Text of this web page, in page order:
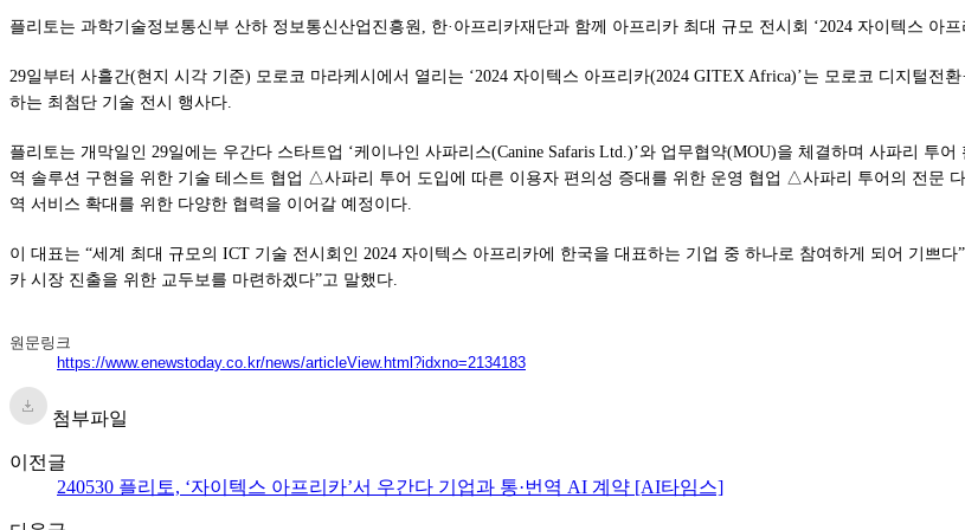
플리토는 과학기술정보통신부 산하 정보통신산업진흥원, 한·아프리카재단과 함께 아프리카 최대 규모 전시회 ‘2024 자이텍스 아
29일부터 사흘간(현지 시각 기준) 모로코 마라케시에서 열리는 ‘2024 자이텍스 아프리카(2024 GITEX Africa)’는 모로코 디지털
하는 최첨단 기술 전시 행사다.
플리토는 개막일인 29일에는 우간다 스타트업 ‘케이나인 사파리스(Canine Safaris Ltd.)’와 업무협약(MOU)을 체결하며 사파리
역 솔루션 구현을 위한 기술 테스트 협업 △사파리 투어 도입에 따른 이용자 편의성 증대를 위한 운영 협업 △사파리 투어의 전문
역 서비스 확대를 위한 다양한 협력을 이어갈 예정이다.
이 대표는 “세계 최대 규모의 ICT 기술 전시회인 2024 자이텍스 아프리카에 한국을 대표하는 기업 중 하나로 참여하게 되어 기쁘
카 시장 진출을 위한 교두보를 마련하겠다”고 말했다.
원문링크
https://www.enewstoday.co.kr/news/articleView.html?idxno=2134183
첨부파일
이전글
240530 플리토, ‘자이텍스 아프리카’서 우간다 기업과 통·번역 AI 계약 [AI타임스]